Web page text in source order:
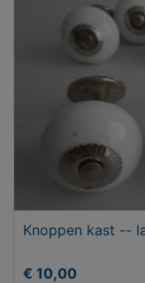
Knoppen kast --
€ 10,00